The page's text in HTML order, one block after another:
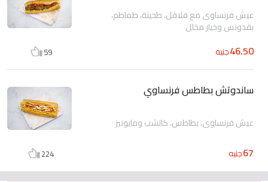
عيش فرنساوى مع فلافل، طحينة، طماطم،
بقدونس وخيار مخلل
46.50جنيه 59
ساندوتش بطاطس فرنساوي
عيش فرنساوى، بطاطس، كاتشب ومايونيز
67جنيه 224